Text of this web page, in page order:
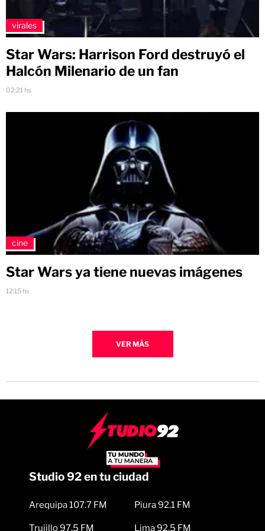
virales
Star Wars: Harrison Ford destruyó el
Halcón Milenario de un fan
02:21 hs
cine
Star Wars ya tiene nuevas imágenes
12:15 hs
VER MÁS
Studio 92 en tu ciudad
Arequipa 107.7 FM
Trujillo 97.5 FM
Piura 92.1 FM
Lima 92.5 FM